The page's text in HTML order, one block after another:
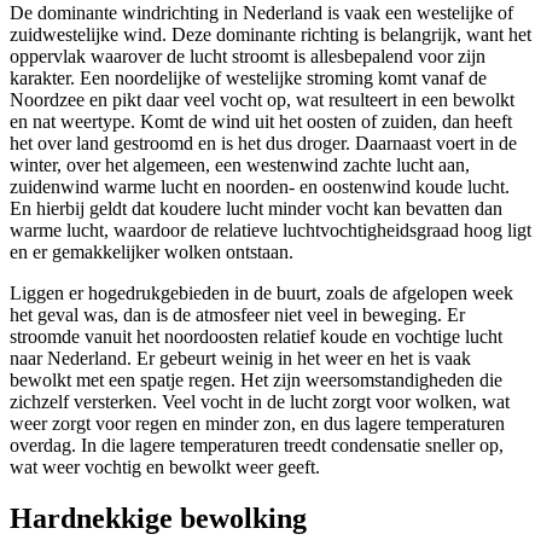
De dominante windrichting in Nederland is vaak een westelijke of
zuidwestelijke wind. Deze dominante richting is belangrijk, want het
oppervlak waarover de lucht stroomt is allesbepalend voor zijn
karakter. Een noordelijke of westelijke stroming komt vanaf de
Noordzee en pikt daar veel vocht op, wat resulteert in een bewolkt
en nat weertype. Komt de wind uit het oosten of zuiden, dan heeft
het over land gestroomd en is het dus droger. Daarnaast voert in de
winter, over het algemeen, een westenwind zachte lucht aan,
zuidenwind warme lucht en noorden- en oostenwind koude lucht.
En hierbij geldt dat koudere lucht minder vocht kan bevatten dan
warme lucht, waardoor de relatieve luchtvochtigheidsgraad hoog ligt
en er gemakkelijker wolken ontstaan.
Liggen er hogedrukgebieden in de buurt, zoals de afgelopen week
het geval was, dan is de atmosfeer niet veel in beweging. Er
stroomde vanuit het noordoosten relatief koude en vochtige lucht
naar Nederland. Er gebeurt weinig in het weer en het is vaak
bewolkt met een spatje regen. Het zijn weersomstandigheden die
zichzelf versterken. Veel vocht in de lucht zorgt voor wolken, wat
weer zorgt voor regen en minder zon, en dus lagere temperaturen
overdag. In die lagere temperaturen treedt condensatie sneller op,
wat weer vochtig en bewolkt weer geeft.
Hardnekkige bewolking